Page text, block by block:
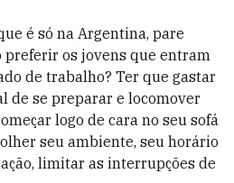
é só na Argentina, pare
preferir os jovens que entram
de trabalho? Ter que gastar
de se preparar e locomover
logo de cara no seu sofá
seu ambiente, seu horário
limitar as interrupções de